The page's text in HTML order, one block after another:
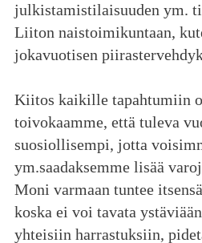
julkistamistilaisuuden ym.
Liiton naistoimikuntaan,
jokavuotisen
Kiitos kaikille tapahtumiin
toivokaamme, että tuleva
suosiollisempi, jotta
ym.saadaksemme lisää
Moni varmaan tuntee
koska ei voi tavata
yhteisiin harrastuksiin,